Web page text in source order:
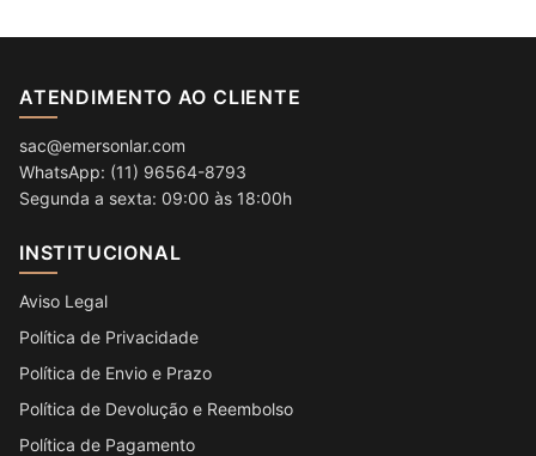
ATENDIMENTO AO CLIENTE
sac@emersonlar.com
WhatsApp: (11) 96564-8793
Segunda a sexta: 09:00 às 18:00h
INSTITUCIONAL
Aviso Legal
Política de Privacidade
Política de Envio e Prazo
Política de Devolução e Reembolso
Política de Pagamento